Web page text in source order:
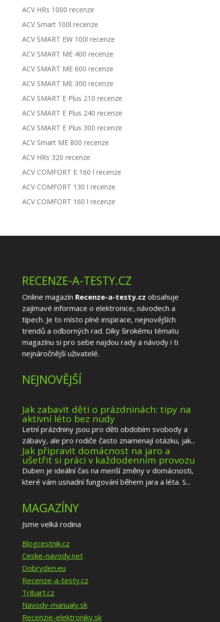
ACV HRs 1000 recenze
ACV Smart 100l recenze
ACV SMART EW 100l recenze
ACV SMART ME 400 recenze
ACV SMART ME 600 recenze
ACV SMART ME 300 recenze
ACV SMART E Plus 210 recenze
ACV SMART E Plus 240 recenze
ACV SMART E Plus 300 recenze
ACV Smart ME 800 recenze
ACV HRs 320 recenze
ACV COMFORT E 160 l recenze
ACV COMFORT 130 l recenze
ACV COMFORT 160 l recenze
RECENZE-A-TESTY.CZ
Online magazín Recenze-a-testy.cz obsahuje
zajímavé informace o elektronice, návodech a
tipech. Je to místo plné inspirace, nejnovějších
trendů a odborných rad. Díky širokému tématu
magazínu si pro sebe najdou rady a návody i ti
nejnáročnější uživatelé.
NEJNOVĚJŠÍ
Jak zabavit děti o prázdninách: tipy na
aktivní léto bez nudy
Letní prázdniny jsou pro děti obdobím svobody a
zábavy, ale pro rodiče často znamenají otázku, jak...
Jak připravit domácnost na jaro a
ušetřit si práci v každodenním provozu
Duben je ideální čas na menší změny v domácnosti,
které vám usnadní fungování během jara a léta. S...
MAGAZÍNY
Jsme velká rodina
Blogcestnik.cz
Ceske-navody.net
Dobryden.eu
Recenze-a-testy.cz
Tribart.cz
Navody-manualy.sk
Recenzie-elektroniky.sk